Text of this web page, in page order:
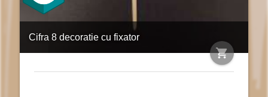
Cifra 8 decoratie cu fixator
shopping_cart